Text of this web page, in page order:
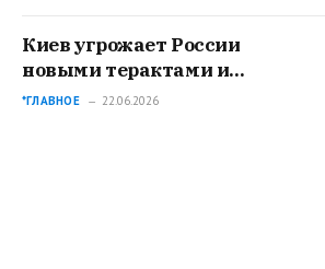
Киев угрожает России
новыми терактами и
диверсиями
*ГЛАВНОЕ 22.06.2026